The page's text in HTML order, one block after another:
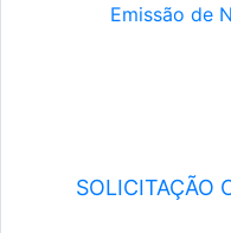
Emissão de
SOLICITAÇÃO